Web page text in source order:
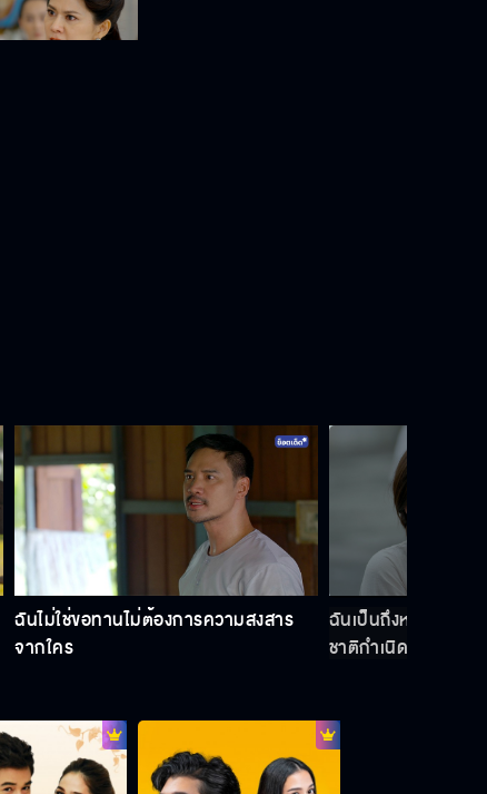
ให้ที่บ้านรู้ไม่ได้ว่าฉันท้องไม่มีพ่อ
เนรคุณแม่เพราะผู้หญิงไร้ยางอาย
กอดหมอนแล้วจะเหมือนกอดงามบ้าง
ฉันไม่ใช่ขอทานไม่ต้องการความสงสาร
จากใคร
ฉันเป็นถึงหลานพระย
ชาติกำเนิดใคร